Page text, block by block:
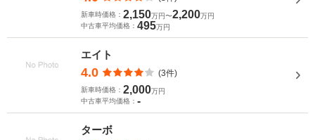
新車時価格： 2,150万円〜2,200万円
中古車平均価格： 495万円
エイト
4.0 (3件)
新車時価格： 2,000万円
中古車平均価格： -
ターボ